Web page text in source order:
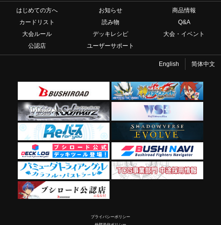
はじめての方へ お知らせ
商品情報
カードリスト
読み物
Q&A
大会ルール
デッキレシピ
大会・イベント
公認店
ユーザーサポート
English 简体中文
プライバシーポリシー